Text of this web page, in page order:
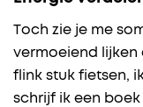
Toch zie je me
vermoeiend lijken
flink stuk fietsen,
schrijf ik een